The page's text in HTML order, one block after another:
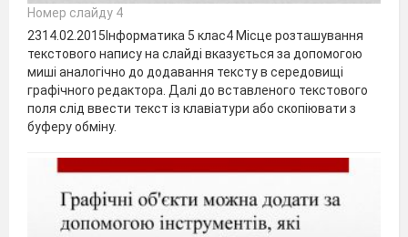
Номер слайду 4
2314.02.2015Інформатика 5 клас4 Місце розташування
текстового напису на слайді вказується за допомогою
миші аналогічно до додавання тексту в середовищі
графічного редактора. Далі до вставленого текстового
поля слід ввести текст із клавіатури або скопіювати з
буферу обміну.